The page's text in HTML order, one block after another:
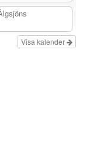
Visa kalender